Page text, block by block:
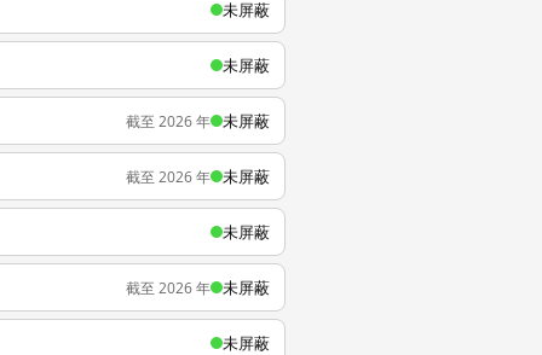
未屏蔽
未屏蔽
截至 2026 年 未屏蔽
截至 2026 年 未屏蔽
未屏蔽
截至 2026 年 未屏蔽
未屏蔽